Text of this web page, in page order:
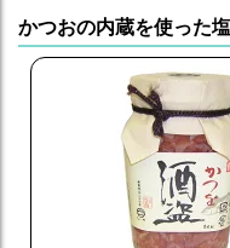
かつおの内蔵を使った